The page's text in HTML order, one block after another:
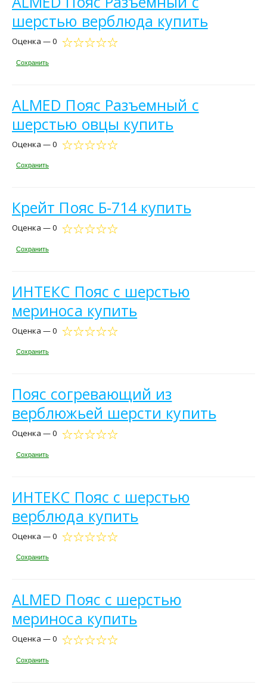
шерстью верблюда купить
Оценка — 0
Сохранить
ALMED Пояс Разъемный с
шерстью овцы купить
Оценка — 0
Сохранить
Крейт Пояс Б-714 купить
Оценка — 0
Сохранить
ИНТЕКС Пояс с шерстью
мериноса купить
Оценка — 0
Сохранить
Пояс согревающий из
верблюжьей шерсти купить
Оценка — 0
Сохранить
ИНТЕКС Пояс с шерстью
верблюда купить
Оценка — 0
Сохранить
ALMED Пояс с шерстью
мериноса купить
Оценка — 0
Сохранить